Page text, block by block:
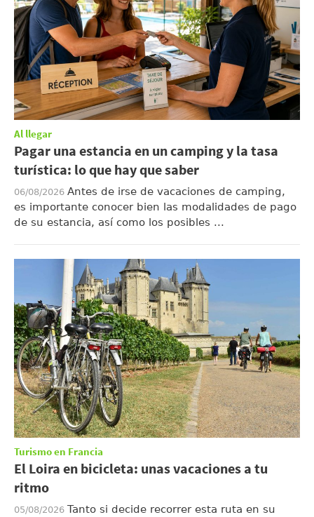
Al llegar
Pagar una estancia en un camping y la tasa
turística: lo que hay que saber
06/08/2026 Antes de irse de vacaciones de camping,
es importante conocer bien las modalidades de pago
de su estancia, así como los posibles ...
Turismo en Francia
El Loira en bicicleta: unas vacaciones a tu
ritmo
05/08/2026 Tanto si decide recorrer esta ruta en su